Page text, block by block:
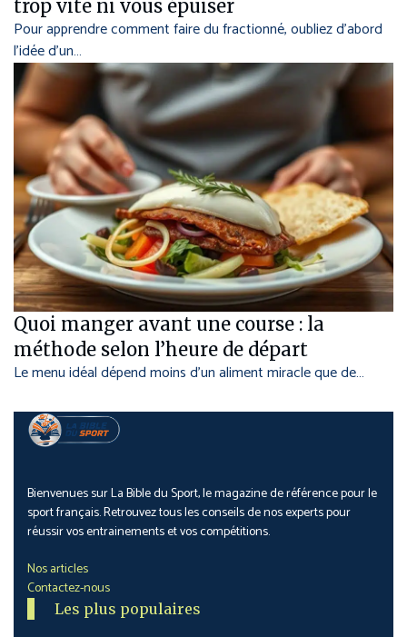
trop vite ni vous épuiser
Pour apprendre comment faire du fractionné, oubliez d’abord
l’idée d’un…
Quoi manger avant une course : la
méthode selon l’heure de départ
Le menu idéal dépend moins d’un aliment miracle que de…
Bienvenues sur La Bible du Sport, le magazine de référence pour le
sport français. Retrouvez tous les conseils de nos experts pour
réussir vos entrainements et vos compétitions.
Nos articles
Contactez-nous
Les plus populaires